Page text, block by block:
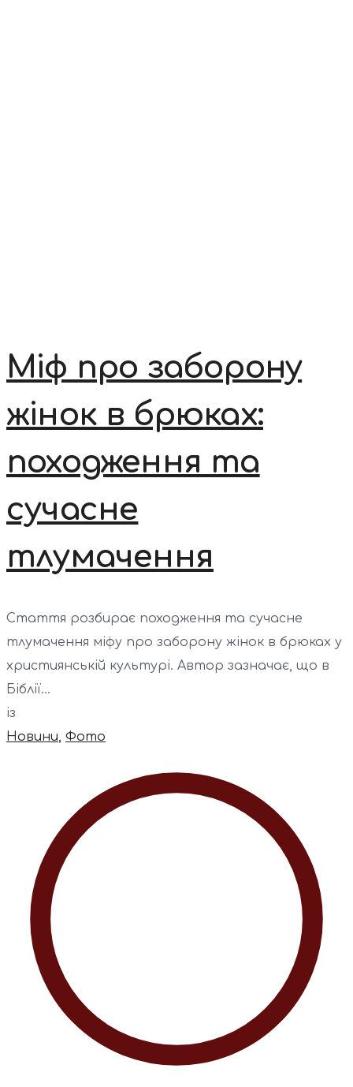
Міф про заборону
жінок в брюках:
походження та
сучасне
тлумачення
Стаття розбирає походження та сучасне
тлумачення міфу про заборону жінок в брюках у
християнській культурі. Автор зазначає, що в
Біблії...
із
Новини, Фото